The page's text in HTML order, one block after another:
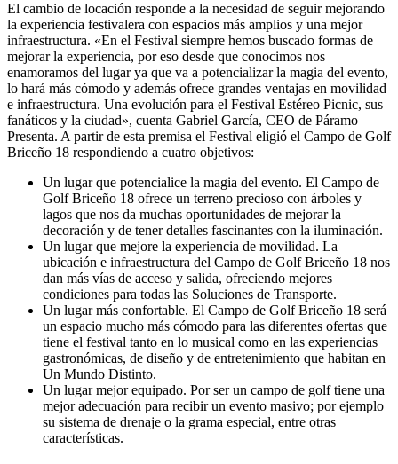
El cambio de locación responde a la necesidad de seguir mejorando
la experiencia festivalera con espacios más amplios y una mejor
infraestructura. «En el Festival siempre hemos buscado formas de
mejorar la experiencia, por eso desde que conocimos nos
enamoramos del lugar ya que va a potencializar la magia del evento,
lo hará más cómodo y además ofrece grandes ventajas en movilidad
e infraestructura. Una evolución para el Festival Estéreo Picnic, sus
fanáticos y la ciudad», cuenta Gabriel García, CEO de Páramo
Presenta. A partir de esta premisa el Festival eligió el Campo de Golf
Briceño 18 respondiendo a cuatro objetivos:
Un lugar que potencialice la magia del evento. El Campo de
Golf Briceño 18 ofrece un terreno precioso con árboles y
lagos que nos da muchas oportunidades de mejorar la
decoración y de tener detalles fascinantes con la iluminación.
Un lugar que mejore la experiencia de movilidad. La
ubicación e infraestructura del Campo de Golf Briceño 18 nos
dan más vías de acceso y salida, ofreciendo mejores
condiciones para todas las Soluciones de Transporte.
Un lugar más confortable. El Campo de Golf Briceño 18 será
un espacio mucho más cómodo para las diferentes ofertas que
tiene el festival tanto en lo musical como en las experiencias
gastronómicas, de diseño y de entretenimiento que habitan en
Un Mundo Distinto.
Un lugar mejor equipado. Por ser un campo de golf tiene una
mejor adecuación para recibir un evento masivo; por ejemplo
su sistema de drenaje o la grama especial, entre otras
características.